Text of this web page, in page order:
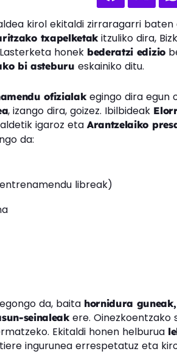
kirol ekitaldi zirraragarri baten
txapelketakitzuliko dira,
honek bederatzi edizio
bi asteburu eskainiko ditu.
ofizialakegingo dira egun
, izango dira, goizez. Ibilbideak
igaroz eta Arantzelaiko
da:
libreak)
egongo da, baita hornidura
seinaleakere. Oinezkoentzako
Ekitaldi honen helburua
ingurunea errespetatuz eta